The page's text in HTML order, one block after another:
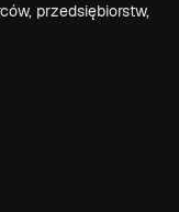
przedsiębiorstw,